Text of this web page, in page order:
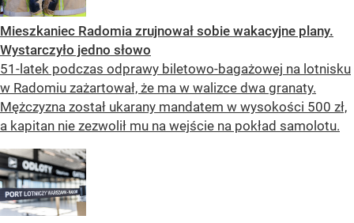
Mieszkaniec Radomia zrujnował sobie wakacyjne plany.
Wystarczyło jedno słowo
51-latek podczas odprawy biletowo-bagażowej na lotnisku
w Radomiu zażartował, że ma w walizce dwa granaty.
Mężczyzna został ukarany mandatem w wysokości 500 zł,
a kapitan nie zezwolił mu na wejście na pokład samolotu.